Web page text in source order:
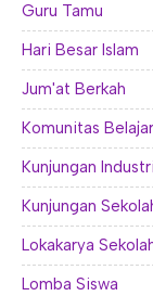
Guru Tamu
Hari Besar Islam
Jum'at Berkah
Komunitas Belajar
Kunjungan Industri
Kunjungan
Lokakarya
Lomba Siswa